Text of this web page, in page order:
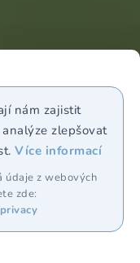
nám zajistit
zlepšovat
Více informací
údaje z webových
zde: